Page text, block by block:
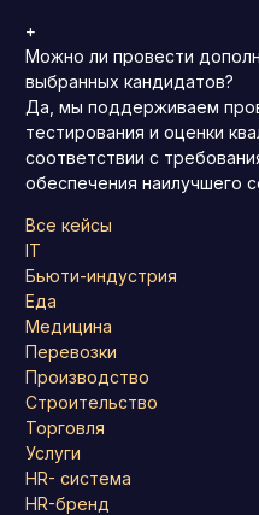
+
Можно ли провести
выбранных кандидатов?
Да, мы поддерживаем
тестирования и оценки
соответствии с
обеспечения наилучшего
Все кейсы
IT
Бьюти-индустрия
Еда
Медицина
Перевозки
Производство
Строительство
Торговля
Услуги
HR- система
HR-бренд